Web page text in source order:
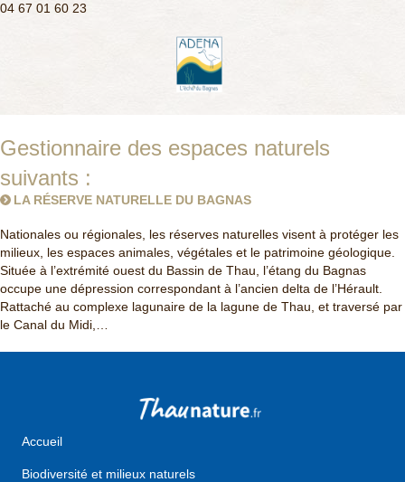
04 67 01 60 23
Gestionnaire des espaces naturels
suivants :
LA RÉSERVE NATURELLE DU BAGNAS
Nationales ou régionales, les réserves naturelles visent à protéger les
milieux, les espaces animales, végétales et le patrimoine géologique.
Située à l’extrémité ouest du Bassin de Thau, l’étang du Bagnas
occupe une dépression correspondant à l’ancien delta de l’Hérault.
Rattaché au complexe lagunaire de la lagune de Thau, et traversé par
le Canal du Midi,…
Accueil
Biodiversité et milieux naturels